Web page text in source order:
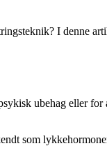
I denne
ubehag eller
som